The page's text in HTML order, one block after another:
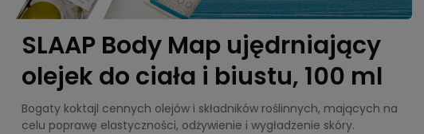
SLAAP Body Map ujędrniający
olejek do ciała i biustu, 100 ml
Bogaty koktajl cennych olejów i składników roślinnych, mających na
celu poprawę elastyczności, odżywienie i wygładzenie skóry.